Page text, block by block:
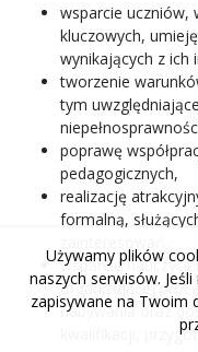
wsparcie uczniów,
kluczowych,
wynikających z ich
tworzenie
tym
poprawę
pedagogicznych,
realizację
formalną,
wsparcie
organizującej
nabywania oraz
kwalifikacji,
Używamy plików
naszych serwisów.
zapisywane na Twoim